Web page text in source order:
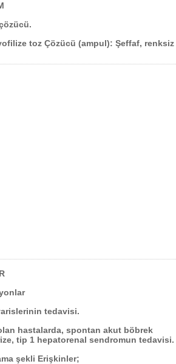
toz Çözücü (ampul): Şeffaf, renksiz
tedavisi.
hastalarda, spontan akut böbrek
tip 1 hepatorenal sendromun tedavisi.
şekli Erişkinler;